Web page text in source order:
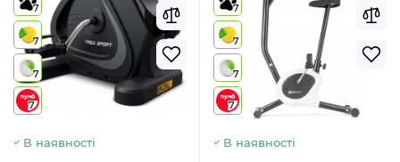
7
7
7
7
В наявності
7
7
7
7
В наявності